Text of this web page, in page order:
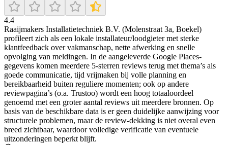
4.4
Raaijmakers Installatietechniek B.V. (Molenstraat 3a, Boekel)
profileert zich als een lokale installateur/loodgieter met sterke
klantfeedback over vakmanschap, nette afwerking en snelle
opvolging van meldingen. In de aangeleverde Google Places-
gegevens komen meerdere 5-sterren reviews terug met thema’s als
goede communicatie, tijd vrijmaken bij volle planning en
bereikbaarheid buiten reguliere momenten; ook op andere
reviewpagina’s (o.a. Trustoo) wordt een hoog totaaloordeel
genoemd met een groter aantal reviews uit meerdere bronnen. Op
basis van de beschikbare data is er geen duidelijke aanwijzing voor
structurele problemen, maar de review-dekking is niet overal even
breed zichtbaar, waardoor volledige verificatie van eventuele
uitzonderingen beperkt blijft.